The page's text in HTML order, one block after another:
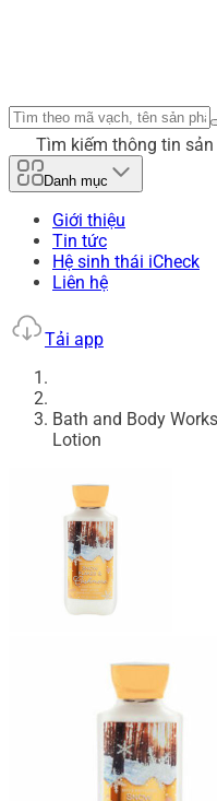
Tìm kiếm thông tin
Danh mục
Giới thiệu
Tin tức
Hệ sinh thái iCheck
Liên hệ
Tải app
Bath and Body
Lotion